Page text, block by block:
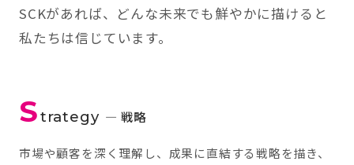
SCKがあれば、どんな未来でも鮮やかに描けると
私たちは信じています。
Strategy — 戦略
市場や顧客を深く理解し、成果に直結する戦略を描き、